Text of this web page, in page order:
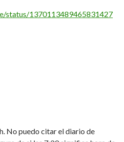
status/1370113489465831427
No puedo citar el diario de